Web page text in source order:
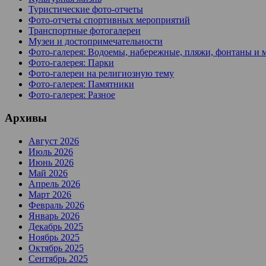
Туристические фото-отчеты
Фото-отчеты спортивных мероприятий
Транспортные фотогалереи
Музеи и достопримечательности
Фото-галерея: Водоемы, набережные, пляжи, фонтаны и
Фото-галерея: Парки
Фото-галереи на религиозную тему
Фото-галерея: Памятники
Фото-галерея: Разное
Архивы
Август 2026
Июль 2026
Июнь 2026
Май 2026
Апрель 2026
Март 2026
Февраль 2026
Январь 2026
Декабрь 2025
Ноябрь 2025
Октябрь 2025
Сентябрь 2025